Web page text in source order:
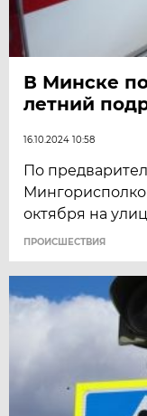
В Минске
летний
16.10.2024 10:58
По
октября на
ПРОИСШЕСТВИЯ